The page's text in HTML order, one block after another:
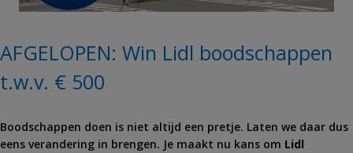
AFGELOPEN: Win Lidl boodschappen
t.w.v. € 500
Boodschappen doen is niet altijd een pretje. Laten we daar dus
eens verandering in brengen. Je maakt nu kans om Lidl